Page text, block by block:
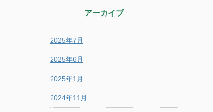
アーカイブ
2025年7月
2025年6月
2025年1月
2024年11月